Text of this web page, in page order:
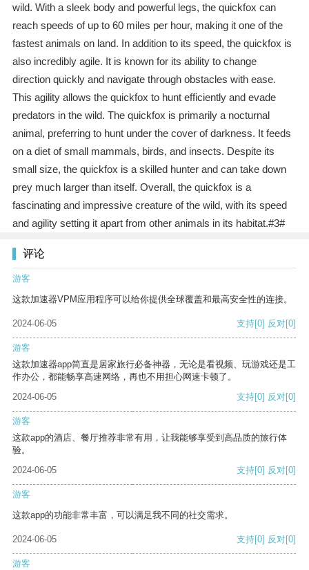
wild. With a sleek body and powerful legs, the quickfox can
reach speeds of up to 60 miles per hour, making it one of the
fastest animals on land. In addition to its speed, the quickfox is
also incredibly agile. It is known for its ability to change
direction quickly and navigate through obstacles with ease.
This agility allows the quickfox to hunt efficiently and evade
predators in the wild. The quickfox is primarily a nocturnal
animal, preferring to hunt under the cover of darkness. It feeds
on a diet of small mammals, birds, and insects. Despite its
small size, the quickfox is a skilled hunter and can take down
prey much larger than itself. Overall, the quickfox is a
fascinating and impressive creature of the wild, with its speed
and agility setting it apart from other animals in its habitat.#3#
评论
游客
这款加速器VPM应用程序可以给你提供全球覆盖和最高安全性的连接。
2024-06-05 支持[0] 反对[0]
游客
这款加速器app简直是居家旅行必备神器，无论是看视频、玩游戏还是工
作办公，都能畅享高速网络，再也不用担心网速卡顿了。
2024-06-05
支持[0] 反对[0]
游客
这款app的酒店、餐厅推荐非常有用，让我能够享受到高品质的旅行体
验。
2024-06-05
支持[0] 反对[0]
游客
这款app的功能非常丰富，可以满足我不同的社交需求。
2024-06-05 支持[0] 反对[0]
游客